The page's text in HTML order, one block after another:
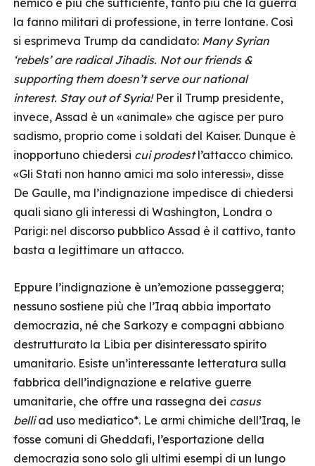
nemico è più che sufficiente, tanto più che la guerra
la fanno militari di professione, in terre lontane. Così
si esprimeva Trump da candidato: Many Syrian
‘rebels’ are radical Jihadis. Not our friends &
supporting them doesn’t serve our national
interest. Stay out of Syria!Per il Trump presidente,
invece, Assad è un «animale» che agisce per puro
sadismo, proprio come i soldati del Kaiser. Dunque è
inopportuno chiedersi cui prodestl’attacco chimico.
«Gli Stati non hanno amici ma solo interessi», disse
De Gaulle, ma l’indignazione impedisce di chiedersi
quali siano gli interessi di Washington, Londra o
Parigi: nel discorso pubblico Assad è il cattivo, tanto
basta a legittimare un attacco.
Eppure l’indignazione è un’emozione passeggera;
nessuno sostiene più che l’Iraq abbia importato
democrazia, né che Sarkozy e compagni abbiano
destrutturato la Libia per disinteressato spirito
umanitario. Esiste un’interessante letteratura sulla
fabbrica dell’indignazione e relative guerre
umanitarie, che offre una rassegna dei casus
belliad uso mediatico*. Le armi chimiche dell’Iraq, le
fosse comuni di Gheddafi, l’esportazione della
democrazia sono solo gli ultimi esempi di un lungo